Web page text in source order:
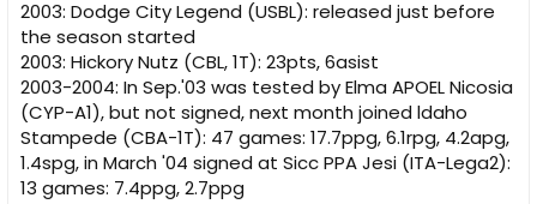
2003: Dodge City Legend (USBL): released just before
the season started
2003: Hickory Nutz (CBL, 1T): 23pts, 6asist
2003-2004: In Sep.'03 was tested by Elma APOEL Nicosia
(CYP-A1), but not signed, next month joined ldaho
Stampede (CBA-1T): 47 games: 17.7ppg, 6.1rpg, 4.2apg,
1.4spg, in March '04 signed at Sicc PPA Jesi (ITA-Lega2):
13 games: 7.4ppg, 2.7ppg